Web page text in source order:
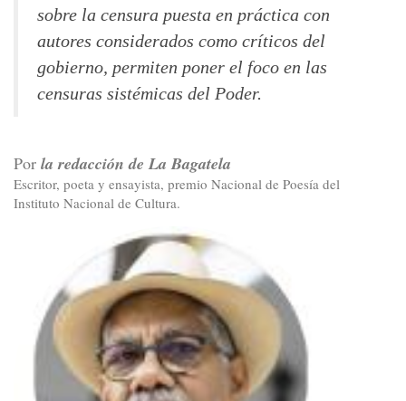
sobre la censura puesta en práctica con
autores considerados como críticos del
gobierno, permiten poner el foco en las
censuras sistémicas del Poder.
Por la redacción de La Bagatela
Escritor, poeta y ensayista, premio Nacional de Poesía del
Instituto Nacional de Cultura.